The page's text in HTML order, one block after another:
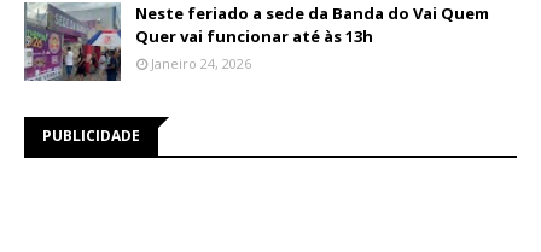
Neste feriado a sede da Banda do Vai Quem
Quer vai funcionar até às 13h
Janeiro 24, 2026
PUBLICIDADE